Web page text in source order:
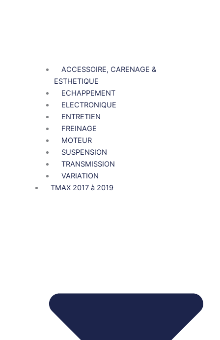
ACCESSOIRE, CARENAGE &
ESTHETIQUE
ECHAPPEMENT
ELECTRONIQUE
ENTRETIEN
FREINAGE
MOTEUR
SUSPENSION
TRANSMISSION
VARIATION
TMAX 2017 à 2019